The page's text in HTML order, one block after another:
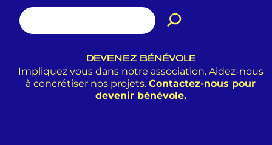
DEVENEZ BÉNÉVOLE
Impliquez vous dans notre association. Aidez-nous
à concrétiser nos projets. Contactez-nous pour
devenir bénévole.